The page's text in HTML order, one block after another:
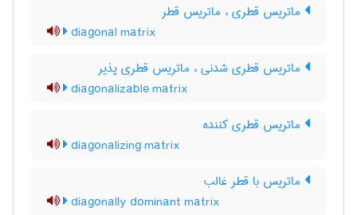
ماتریس قطری ، ماتریس قطر
diagonal matrix
ماتریس قطری شدنی ، ماتریس قطری پذیر
diagonalizable matrix
ماتریس قطری کننده
diagonalizing matrix
ماتریس با قطر غالب
diagonally dominant matrix